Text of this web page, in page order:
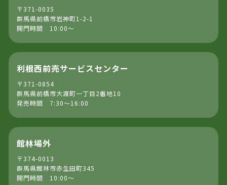
〒371-0035
群馬県前橋市岩神町1-2-1
開門時間 10:00～
利根西前売サービスセンター
〒371-0854
群馬県前橋市大渡町一丁目2番地10
発売時間 7:30～16:00
館林場外
〒374-0013
群馬県館林市赤生田町345
開門時間 10:00～